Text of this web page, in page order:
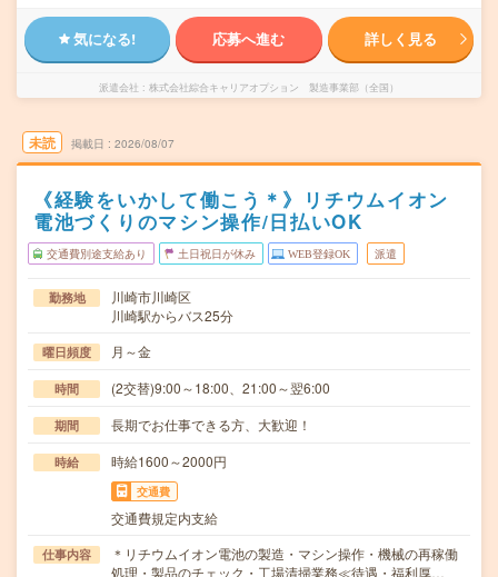
気になる! 応募へ進む 詳しく見る
派遣会社 株式会社綜合キャリアオプション 製造事業部（全国）
未読 掲載日 2026/08/07
《経験をいかして働こう＊》リチウムイオン
電池づくりのマシン操作/日払いOK
交通費別途支給あり 土日祝日が休み WEB登録OK 派遣
勤務地
川崎市川崎区
川崎駅からバス25分
曜日頻度 月～金
時間 (2交替)9:00～18:00、21:00～翌6:00
期間 長期でお仕事できる方、大歓迎！
時給 時給1600～2000円
交通費
交通費規定内支給
仕事内容
＊リチウムイオン電池の製造・マシン操作・機械の再稼働
処理・製品のチェック・工場清掃業務≪待遇・福利厚…